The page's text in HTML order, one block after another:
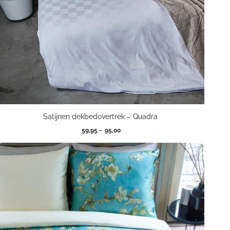
Satijnen dekbedovertrek – Quadra
59,95 - 95,00Prijsklasse:
tot
95,00